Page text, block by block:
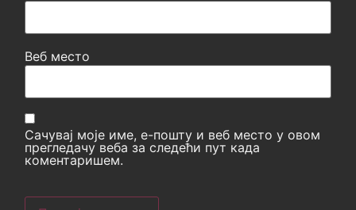
Веб место
Сачувај моје име, е-пошту и веб место у овом
прегледачу веба за следећи пут када
коментаришем.